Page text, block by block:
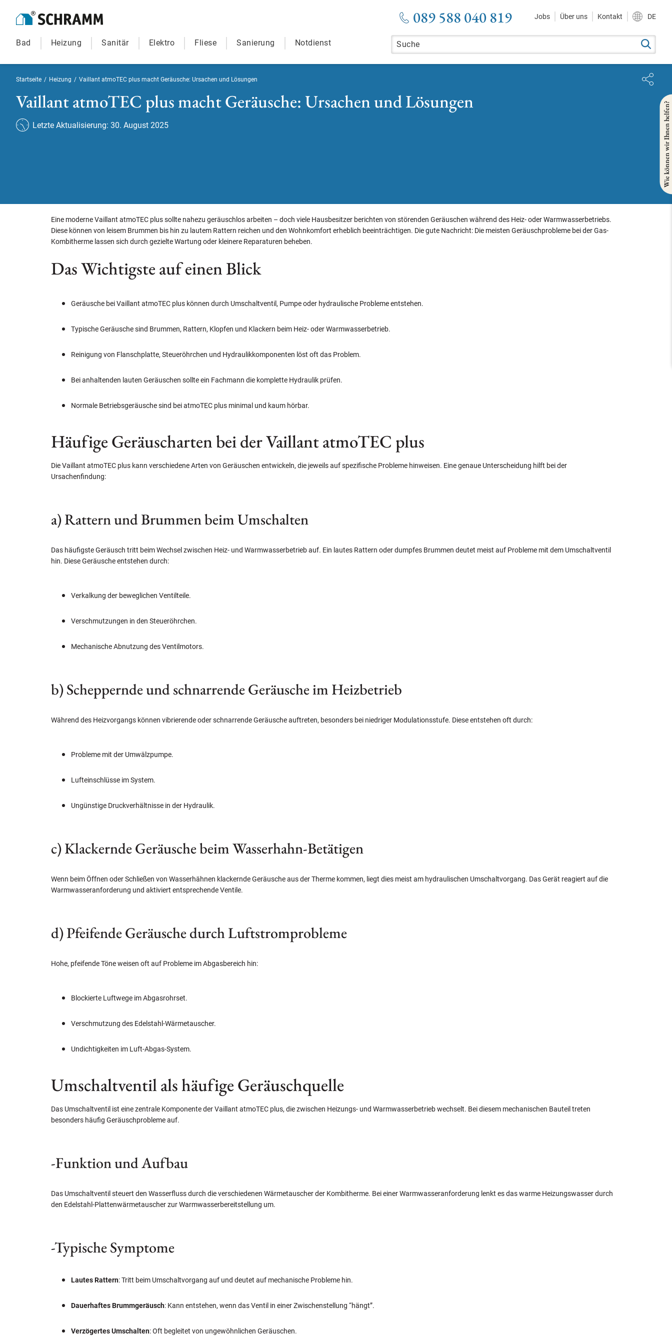
089 588 040 819 Jobs Über uns Kontakt DE
Bad Heizung Sanitär Elektro Fliese Sanierung Notdienst
Startseite / Heizung / Vaillant atmoTEC plus macht Geräusche: Ursachen und Lösungen
Vaillant atmoTEC plus macht Geräusche: Ursachen und Lösungen
Letzte Aktualisierung: 30. August 2025
Eine moderne Vaillant atmoTEC plus sollte nahezu geräuschlos arbeiten – doch viele Hausbesitzer berichten von störenden Geräuschen während des Heiz- oder Warmwasserbetriebs.
Diese können von leisem Brummen bis hin zu lautem Rattern reichen und den Wohnkomfort erheblich beeinträchtigen. Die gute Nachricht: Die meisten Geräuschprobleme bei der Gas-
Kombitherme lassen sich durch gezielte Wartung oder kleinere Reparaturen beheben.
Das Wichtigste auf einen Blick
Geräusche bei Vaillant atmoTEC plus können durch Umschaltventil, Pumpe oder hydraulische Probleme entstehen.
Typische Geräusche sind Brummen, Rattern, Klopfen und Klackern beim Heiz- oder Warmwasserbetrieb.
Reinigung von Flanschplatte, Steueröhrchen und Hydraulikkomponenten löst oft das Problem.
Bei anhaltenden lauten Geräuschen sollte ein Fachmann die komplette Hydraulik prüfen.
Normale Betriebsgeräusche sind bei atmoTEC plus minimal und kaum hörbar.
Häufige Geräuscharten bei der Vaillant atmoTEC plus
Die Vaillant atmoTEC plus kann verschiedene Arten von Geräuschen entwickeln, die jeweils auf spezifische Probleme hinweisen. Eine genaue Unterscheidung hilft bei der
Ursachenfindung:
a) Rattern und Brummen beim Umschalten
Das häufigste Geräusch tritt beim Wechsel zwischen Heiz- und Warmwasserbetrieb auf. Ein lautes Rattern oder dumpfes Brummen deutet meist auf Probleme mit dem Umschaltventil
hin. Diese Geräusche entstehen durch:
Verkalkung der beweglichen Ventilteile.
Verschmutzungen in den Steueröhrchen.
Mechanische Abnutzung des Ventilmotors.
b) Scheppernde und schnarrende Geräusche im Heizbetrieb
Während des Heizvorgangs können vibrierende oder schnarrende Geräusche auftreten, besonders bei niedriger Modulationsstufe. Diese entstehen oft durch:
Probleme mit der Umwälzpumpe.
Lufteinschlüsse im System.
Ungünstige Druckverhältnisse in der Hydraulik.
c) Klackernde Geräusche beim Wasserhahn-Betätigen
Wenn beim Öffnen oder Schließen von Wasserhähnen klackernde Geräusche aus der Therme kommen, liegt dies meist am hydraulischen Umschaltvorgang. Das Gerät reagiert auf die
Warmwasseranforderung und aktiviert entsprechende Ventile.
d) Pfeifende Geräusche durch Luftstromprobleme
Hohe, pfeifende Töne weisen oft auf Probleme im Abgasbereich hin:
Blockierte Luftwege im Abgasrohrset.
Verschmutzung des Edelstahl-Wärmetauscher.
Undichtigkeiten im Luft-Abgas-System.
Umschaltventil als häufige Geräuschquelle
Das Umschaltventil ist eine zentrale Komponente der Vaillant atmoTEC plus, die zwischen Heizungs- und Warmwasserbetrieb wechselt. Bei diesem mechanischen Bauteil treten
besonders häufig Geräuschprobleme auf.
-Funktion und Aufbau
Das Umschaltventil steuert den Wasserfluss durch die verschiedenen Wärmetauscher der Kombitherme. Bei einer Warmwasseranforderung lenkt es das warme Heizungswasser durch
den Edelstahl-Plattenwärmetauscher zur Warmwasserbereitstellung um.
-Typische Symptome
Lautes Rattern: Tritt beim Umschaltvorgang auf und deutet auf mechanische Probleme hin.
Dauerhaftes Brummgeräusch: Kann entstehen, wenn das Ventil in einer Zwischenstellung “hängt”.
Verzögertes Umschalten: Oft begleitet von ungewöhnlichen Geräuschen.
Wie können wir Ihnen helfen?